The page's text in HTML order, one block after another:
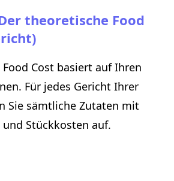
theoretische Food
Cost basiert auf Ihren
Für jedes Gericht Ihrer
Sie sämtliche Zutaten mit
Stückkosten auf.